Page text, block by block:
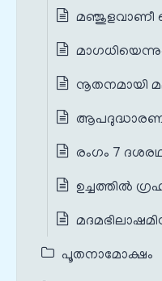
മഞ്ജുളവാണീ
നൂതനമായി
രംഗം 7
ഉച്ചത്തിൽ
പൂതനാമോക്ഷം